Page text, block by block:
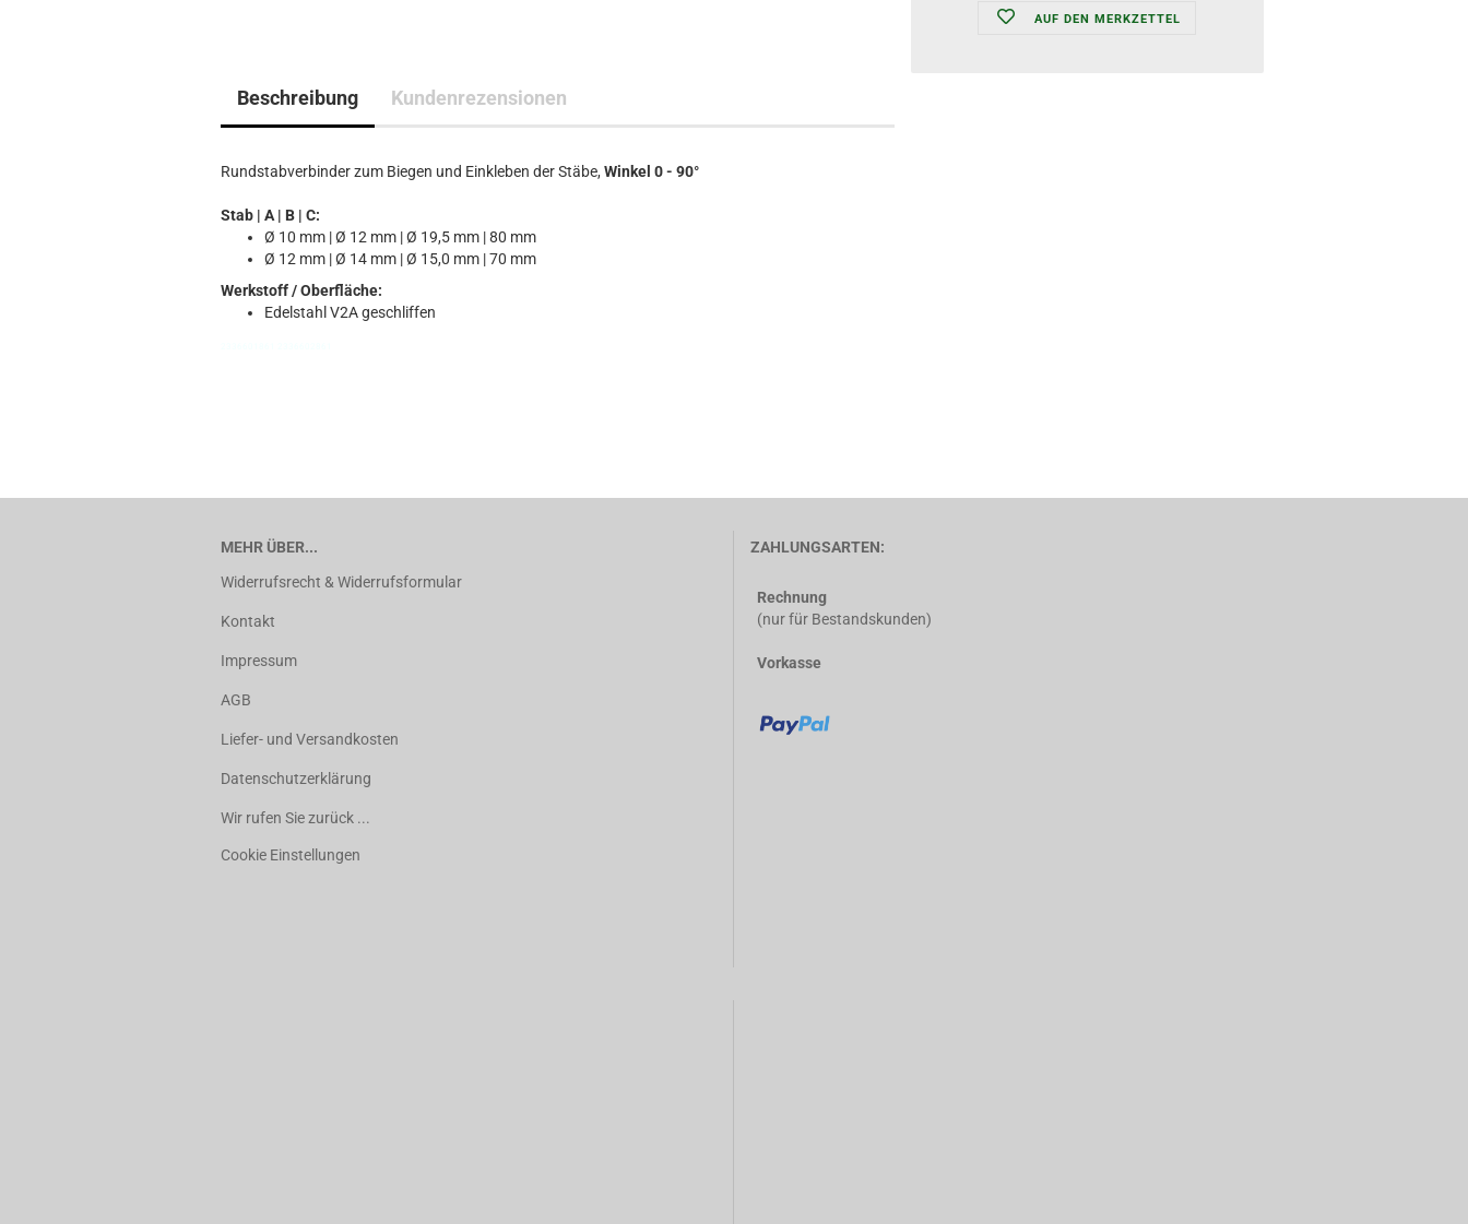
AUF DEN MERKZETTEL
Beschreibung Kundenrezensionen
Rundstabverbinder zum Biegen und Einkleben der Stäbe, Winkel 0 - 90°
Stab | A | B | C:
Ø 10 mm | Ø 12 mm | Ø 19,5 mm | 80 mm
Ø 12 mm | Ø 14 mm | Ø 15,0 mm | 70 mm
Werkstoff / Oberfläche:
Edelstahl V2A geschliffen
MEHR ÜBER...
Widerrufsrecht & Widerrufsformular
Kontakt
Impressum
AGB
Liefer- und Versandkosten
Datenschutzerklärung
Wir rufen Sie zurück ...
Cookie Einstellungen
ZAHLUNGSARTEN:
Rechnung
(nur für Bestandskunden)
Vorkasse